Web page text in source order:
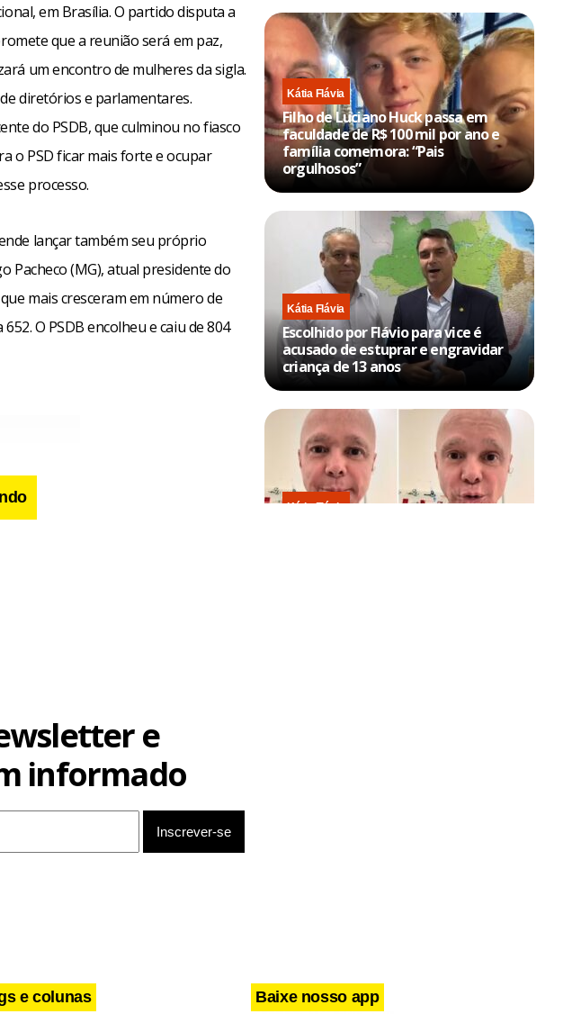
em Brasília. O partido disputa a
que a reunião será em paz,
um encontro de mulheres da sigla.
diretórios e parlamentares.
do PSDB, que culminou no fiasco
o PSD ficar mais forte e ocupar
processo.
lançar também seu próprio
Pacheco (MG), atual presidente do
mais cresceram em número de
O PSDB encolheu e caiu de 804
Kátia Flávia
Filho de Luciano Huck passa em
faculdade de R$ 100 mil por ano e
família comemora: “Pais
orgulhosos”
Kátia Flávia
Escolhido por Flávio para vice é
acusado de estuprar e engravidar
criança de 13 anos
Kátia Flávia
e
informado
e colunas Baixe nosso app